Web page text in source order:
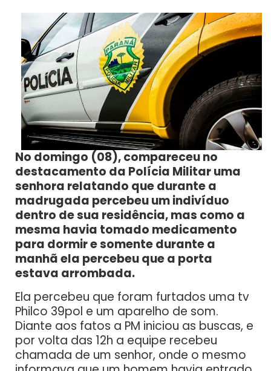
No domingo (08), compareceu no
destacamento da Polícia Militar uma
senhora relatando que durante a
madrugada percebeu um indivíduo
dentro de sua residência, mas como a
mesma havia tomado medicamento
para dormir e somente durante a
manhã ela percebeu que a porta
estava arrombada.
Ela percebeu que foram furtados uma tv
Philco 39pol e um aparelho de som.
Diante aos fatos a PM iniciou as buscas, e
por volta das 12h a equipe recebeu
chamada de um senhor, onde o mesmo